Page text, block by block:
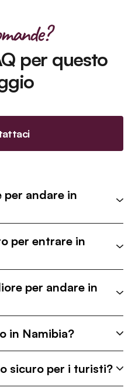
per questo
per andare in
per entrare in
per andare in
in Namibia?
sicuro per i turisti?